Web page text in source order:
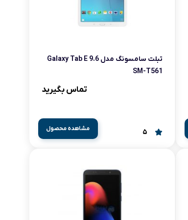
تبلت سامسونگ مدل Galaxy Tab E 9.6
SM-T561
تماس بگیرید
مشاهده محصول 5